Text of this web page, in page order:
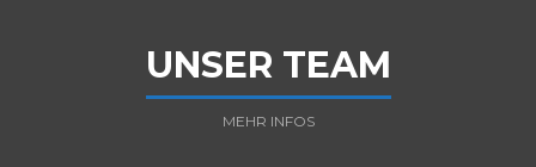
UNSER TEAM
MEHR INFOS